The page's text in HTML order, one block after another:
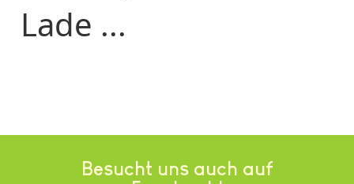
Lade ...
Besucht uns auch auf